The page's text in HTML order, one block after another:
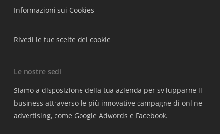
Informazioni sui Cookies
Rivedi le tue scelte dei cookie
Le nostre sedi
Siamo a disposizione della tua azienda per svilupparne il
business attraverso le più innovative campagne di online
advertising, come Google Adwords e Facebook.